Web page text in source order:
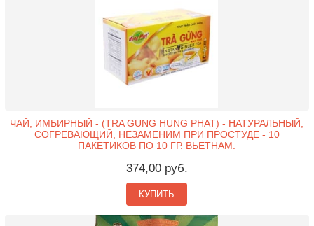
ЧАЙ, ИМБИРНЫЙ - (TRA GUNG HUNG PHAT) - НАТУРАЛЬНЫЙ,
СОГРЕВАЮЩИЙ, НЕЗАМЕНИМ ПРИ ПРОСТУДЕ - 10
ПАКЕТИКОВ ПО 10 ГР. ВЬЕТНАМ.
374,00 руб.
КУПИТЬ